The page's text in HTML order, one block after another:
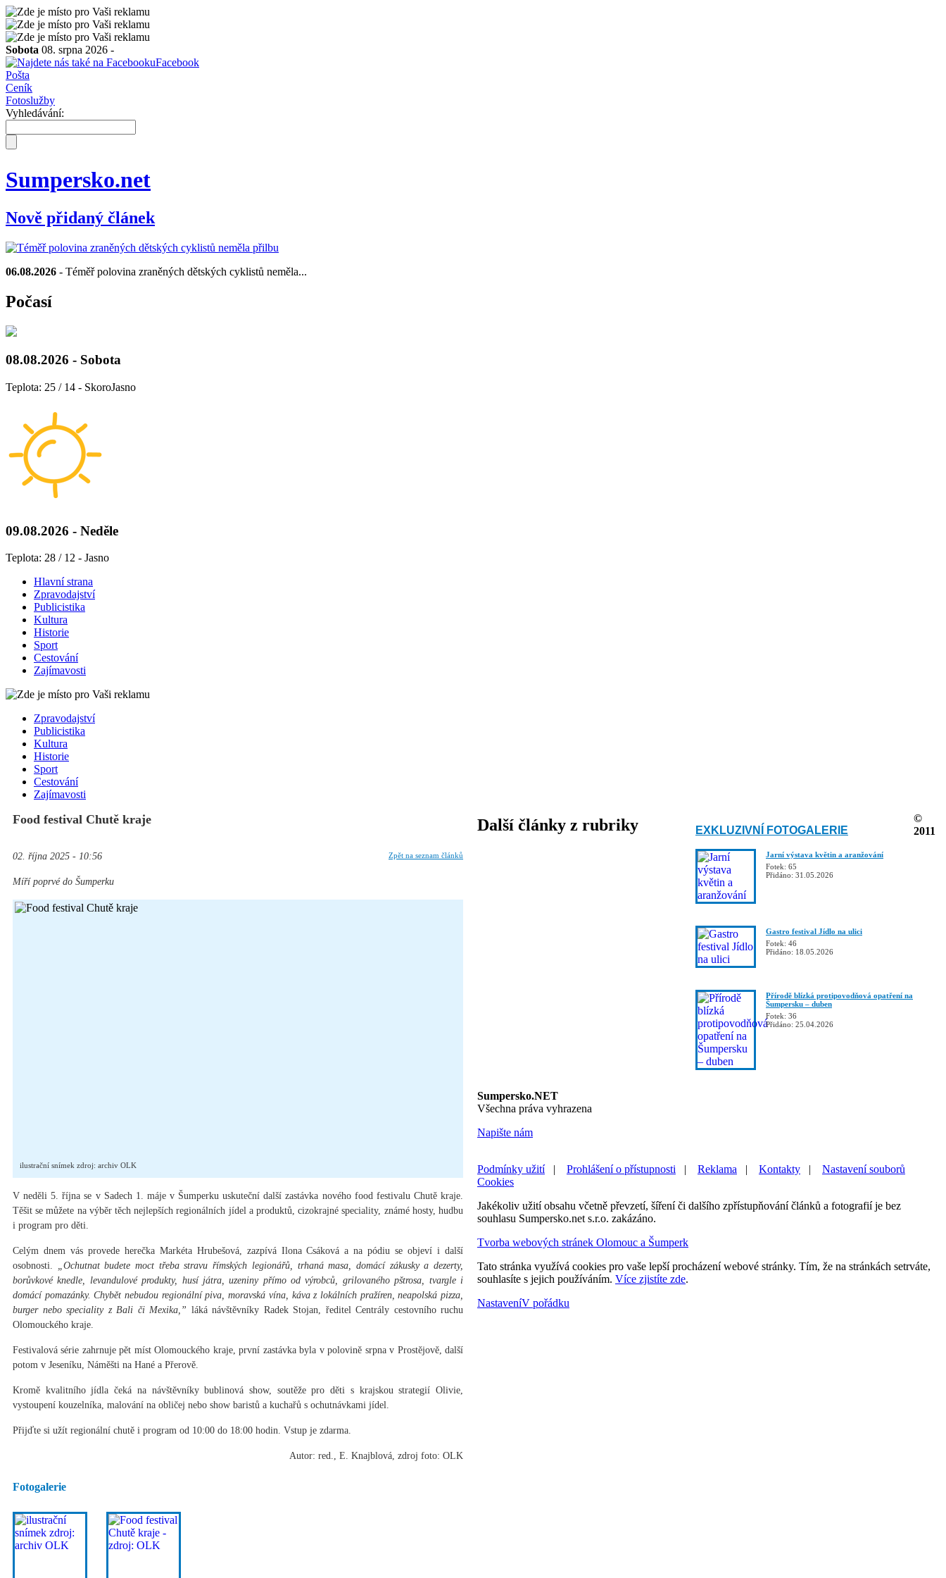
Sobota 08. srpna 2026 -
Facebook
Pošta
Ceník
Fotoslužby
Vyhledávání:
Sumpersko.net
Nově přidaný článek
06.08.2026 - Téměř polovina zraněných dětských cyklistů neměla...
Počasí
08.08.2026 - Sobota
Teplota: 25 / 14 - SkoroJasno
09.08.2026 - Neděle
Teplota: 28 / 12 - Jasno
Hlavní strana
Zpravodajství
Publicistika
Kultura
Historie
Sport
Cestování
Zajímavosti
Zpravodajství
Publicistika
Kultura
Historie
Sport
Cestování
Zajímavosti
Food festival Chutě kraje
02. října 2025 - 10:56 Zpět na seznam článků
Míří poprvé do Šumperku
ilustrační snímek zdroj: archiv OLK
V neděli 5. října se v Sadech 1. máje v Šumperku uskuteční další zastávka nového food festivalu Chutě kraje.
Těšit se můžete na výběr těch nejlepších regionálních jídel a produktů, cizokrajné speciality, známé hosty, hudbu
i program pro děti.
Celým dnem vás provede herečka Markéta Hrubešová, zazpívá Ilona Csáková a na pódiu se objeví i další
osobnosti. „Ochutnat budete moct třeba stravu římských legionářů, trhaná masa, domácí zákusky a dezerty,
borůvkové knedle, levandulové produkty, husí játra, uzeniny přímo od výrobců, grilovaného pštrosa, tvargle i
domácí pomazánky. Chybět nebudou regionální piva, moravská vína, káva z lokálních pražíren, neapolská pizza,
burger nebo speciality z Bali či Mexika,” láká návštěvníky Radek Stojan, ředitel Centrály cestovního ruchu
Olomouckého kraje.
Festivalová série zahrnuje pět míst Olomouckého kraje, první zastávka byla v polovině srpna v Prostějově, další
potom v Jeseníku, Náměšti na Hané a Přerově.
Kromě kvalitního jídla čeká na návštěvníky bublinová show, soutěže pro děti s krajskou strategií Olivie,
vystoupení kouzelníka, malování na obličej nebo show baristů a kuchařů s ochutnávkami jídel.
Přijďte si užít regionální chutě i program od 10:00 do 18:00 hodin. Vstup je zdarma.
Autor: red., E. Knajblová, zdroj foto: OLK
Fotogalerie
Další články z rubriky EXKLUZIVNÍ FOTOGALERIE
Jarní výstava květin a aranžování
Fotek: 65
Přidáno: 31.05.2026
Gastro festival Jídlo na ulici
Fotek: 46
Přidáno: 18.05.2026
Přírodě blízká protipovodňová opatření na
Šumpersku – duben
Fotek: 36
Přidáno: 25.04.2026
©
2011
Sumpersko.NET
Všechna práva vyhrazena
Napište nám
Podmínky užití Prohlášení o přístupnosti Reklama Kontakty
Nastavení souborů
Cookies
Jakékoliv užití obsahu včetně převzetí, šíření či dalšího zpřístupňování článků a fotografií je bez
souhlasu Sumpersko.net s.r.o. zakázáno.
Tvorba webových stránek Olomouc a Šumperk
Tato stránka využívá cookies pro vaše lepší procházení webové stránky. Tím, že na stránkách setrváte,
souhlasíte s jejich používáním. Více zjistíte zde.
NastaveníV pořádku